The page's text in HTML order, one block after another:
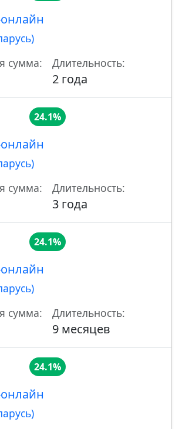
сумма:
Длительность:
2 года
24.1%
сумма:
Длительность:
3 года
24.1%
сумма:
Длительность:
9 месяцев
24.1%